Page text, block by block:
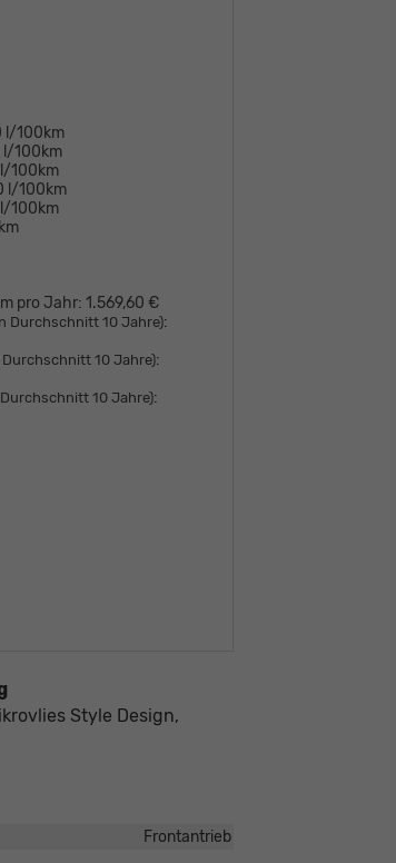
l/100km
l/100km
100km
l/100km
100km
pro Jahr: 1.569,60 €
Durchschnitt 10 Jahre):
Durchschnitt 10 Jahre):
10 Jahre):
Style Design,
Frontantrieb